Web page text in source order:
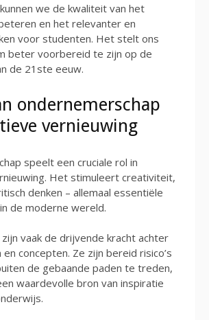
we de kwaliteit van het
en het relevanter en
voor studenten. Het stelt ons
beter voorbereid te zijn op de
de 21ste eeuw.
ondernemerschap
vernieuwing
speelt een cruciale rol in
Het stimuleert creativiteit,
denken – allemaal essentiële
de moderne wereld.
vaak de drijvende kracht achter
concepten. Ze zijn bereid risico’s
de gebaande paden te treden,
waardevolle bron van inspiratie